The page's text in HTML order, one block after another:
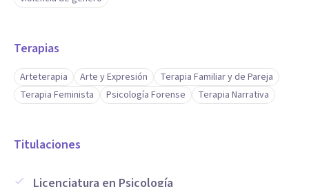
Terapias
Arteterapia Arte y Expresión
Terapia Familiar y de Pareja
Terapia Feminista
Psicología Forense Terapia Narrativa
Titulaciones
Licenciatura en Psicología